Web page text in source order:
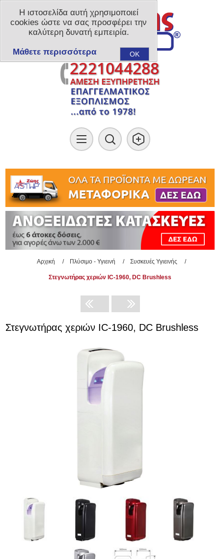
Αρχική / Πλύσιμο - Υγιεινή / Συσκευές Υγιεινής /
Στεγνωτήρας χεριών IC-1960, DC Brushless
Στεγνωτήρας χεριών IC-1960, DC Brushless
Η ιστοσελίδα αυτή χρησιμοποιεί
cookies ώστε να σας προσφέρει την
καλύτερη δυνατή εμπειρία.
OK
Μάθετε περισσότερα